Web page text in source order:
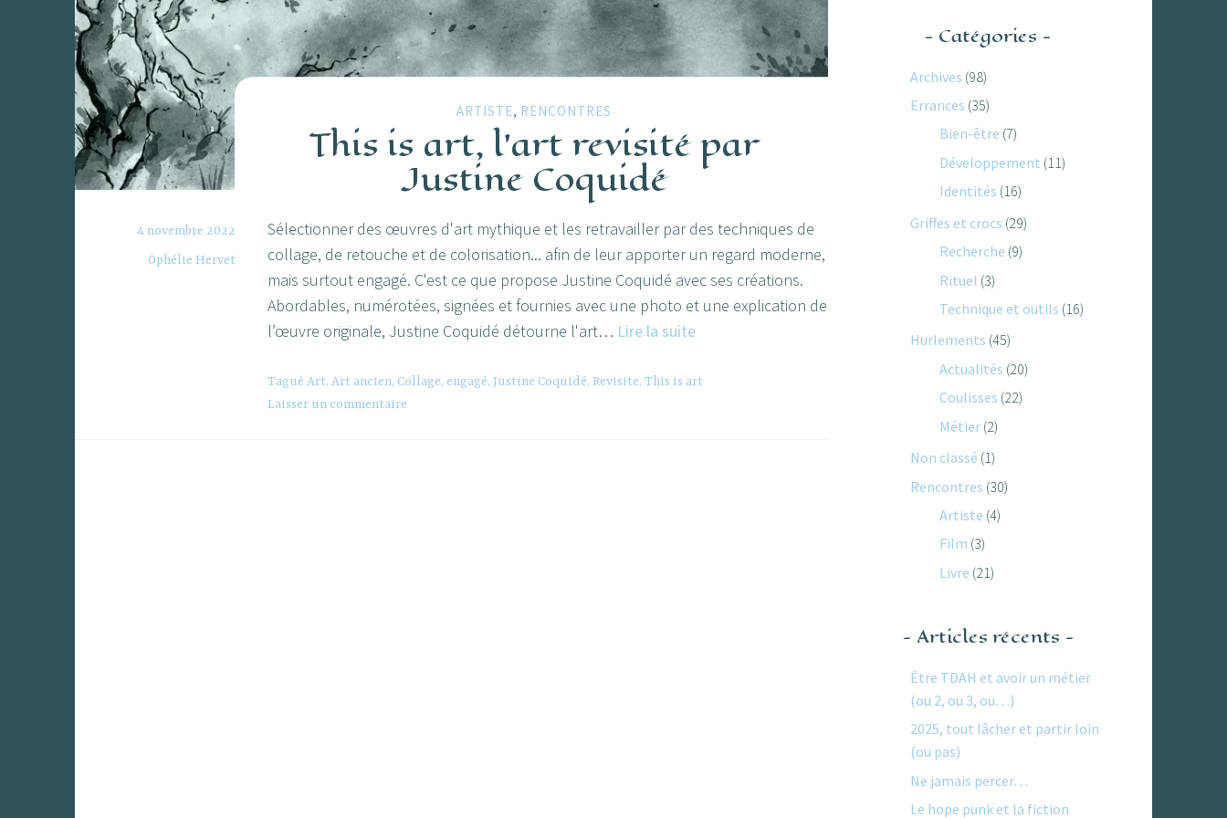
ARTISTE, RENCONTRES
This is art, l’art revisité par
Justine Coquidé
4 novembre 2022
Ophélie Hervet
Sélectionner des œuvres d'art mythique et les retravailler par des techniques de
collage, de retouche et de colorisation... afin de leur apporter un regard moderne,
mais surtout engagé. C'est ce que propose Justine Coquidé avec ses créations.
Abordables, numérotées, signées et fournies avec une photo et une explication de
l’œuvre originale, Justine Coquidé détourne l'art… Lire la suiteThis
art,
Tagué Art, Art ancien, Collage, engagé, Justine Coquidé, Revisite, This is art
Laisser un commentaire
Catégories
Archives (98)
Errances (35)
Bien-être (7)
Développement (11)
Identités (16)
Griffes et crocs (29)
Recherche (9)
Rituel (3)
Technique et outils (16)
Hurlements (45)
Actualités (20)
Coulisses (22)
Métier (2)
Non classé (1)
Rencontres (30)
Artiste (4)
Film (3)
Livre (21)
Articles récents
Être TDAH et avoir un métier
(ou 2, ou 3, ou…)
2025, tout lâcher et partir loin
(ou pas)
Ne jamais percer…
Le hope punk et la fiction